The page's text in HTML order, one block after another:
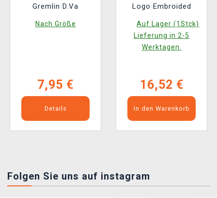
Gremlin D.Va
Nach Größe
7,95 €
Details
Logo Embroided
Auf Lager (1Stck)
Lieferung in 2-5
Werktagen.
16,52 €
In den Warenkorb
Folgen Sie uns auf instagram